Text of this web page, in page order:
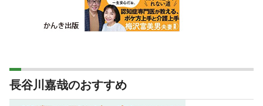
長谷川嘉哉のおすすめ